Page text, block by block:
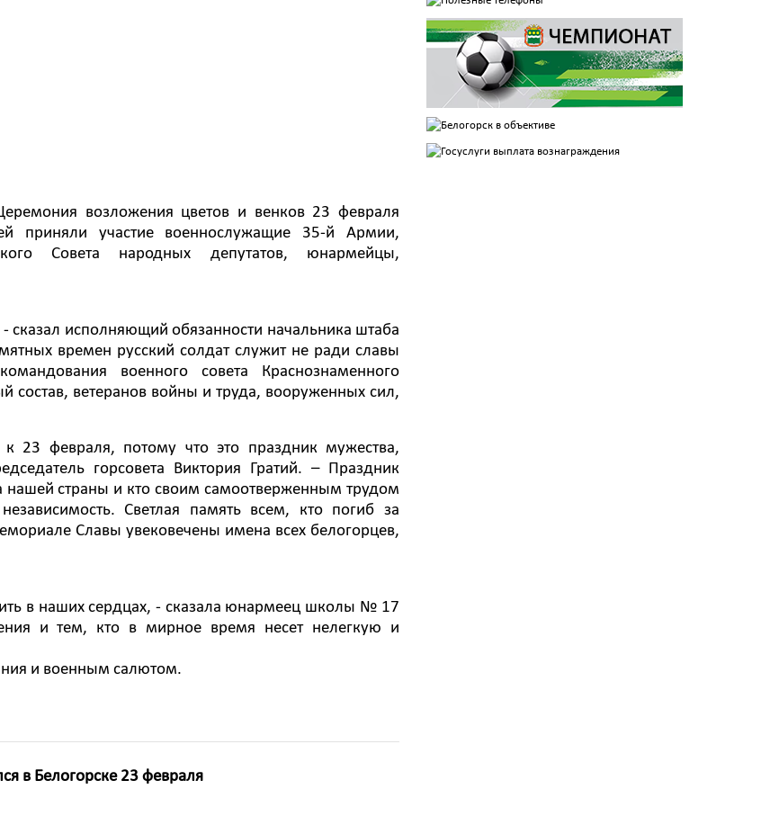
возложения цветов и венков 23 февраля
приняли участие военнослужащие 35-й Армии,
Совета народных депутатов, юнармейцы,
сказал исполняющий обязанности начальника штаба
времен русский солдат служит не ради славы
военного совета Краснознаменного
ветеранов войны и труда, вооруженных сил,
23 февраля, потому что это праздник мужества,
горсовета Виктория Гратий. – Праздник
нашей страны и кто своим самоотверженным трудом
Светлая память всем, кто погиб за
Славы увековечены имена всех белогорцев,
в наших сердцах, - сказала юнармеец школы № 17
и тем, кто в мирное время несет нелегкую и
и военным салютом.
в Белогорске 23 февраля